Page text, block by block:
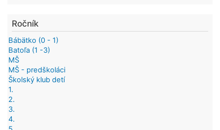
Ročník
Bábätko (0 - 1)
Batoľa (1 -3)
MŠ
MŠ - predškoláci
Školský klub detí
1.
2.
3.
4.